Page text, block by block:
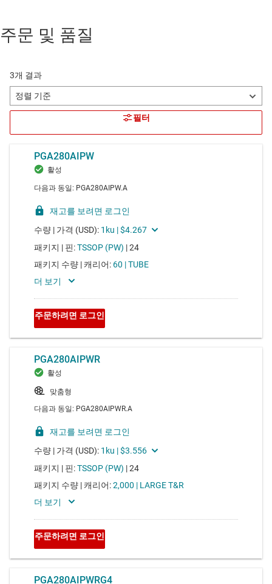
주문 및 품질